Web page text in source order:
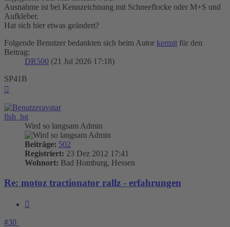
Ausnahme ist bei Kennzeichnung mit Schneeflocke oder M+S und
Aufkleber.
Hat sich hier etwas geändert?
Folgende Benutzer bedankten sich beim Autor kermit für den
Beitrag:
DR500 (21 Jul 2026 17:18)
SP41B
fish_hg
Wird so langsam Admin
Beiträge: 502
Registriert: 23 Dez 2012 17:41
Wohnort: Bad Homburg, Hessen
Re: motoz tractionator rallz - erfahrungen
#30